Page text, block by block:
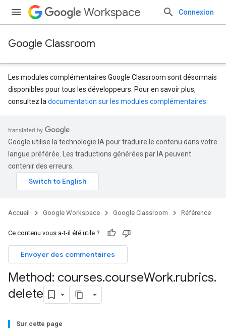
Workspace Connexion
Google Classroom
Les modules complémentaires Google Classroom sont désormais
disponibles pour tous les développeurs. Pour en savoir plus,
consultez la documentation sur les modules complémentaires
Google utilise la technologie IA pour traduire le contenu dans votre
langue préférée. Les traductions générées par IA peuvent
contenir des erreurs.
Accueil Google Workspace Google Classroom Référence
Ce contenu vous a-t-il été utile ?
Envoyer des commentaires
Method: courses.courseWork.rubrics.
delete
Sur cette page